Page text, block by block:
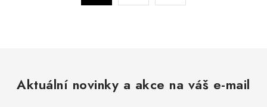
Aktuální novinky a akce na váš e-mail